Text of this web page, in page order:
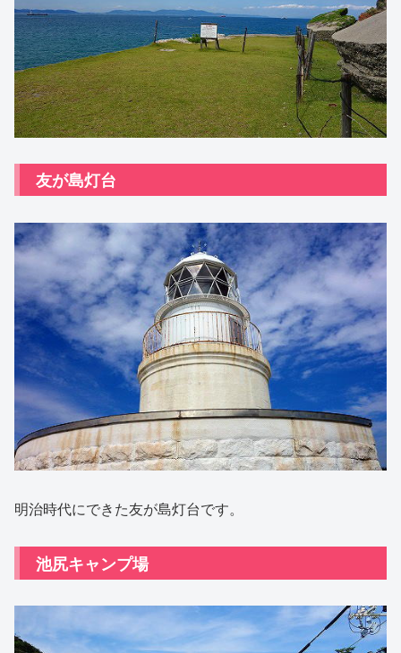
友が島灯台
明治時代にできた友が島灯台です。
池尻キャンプ場